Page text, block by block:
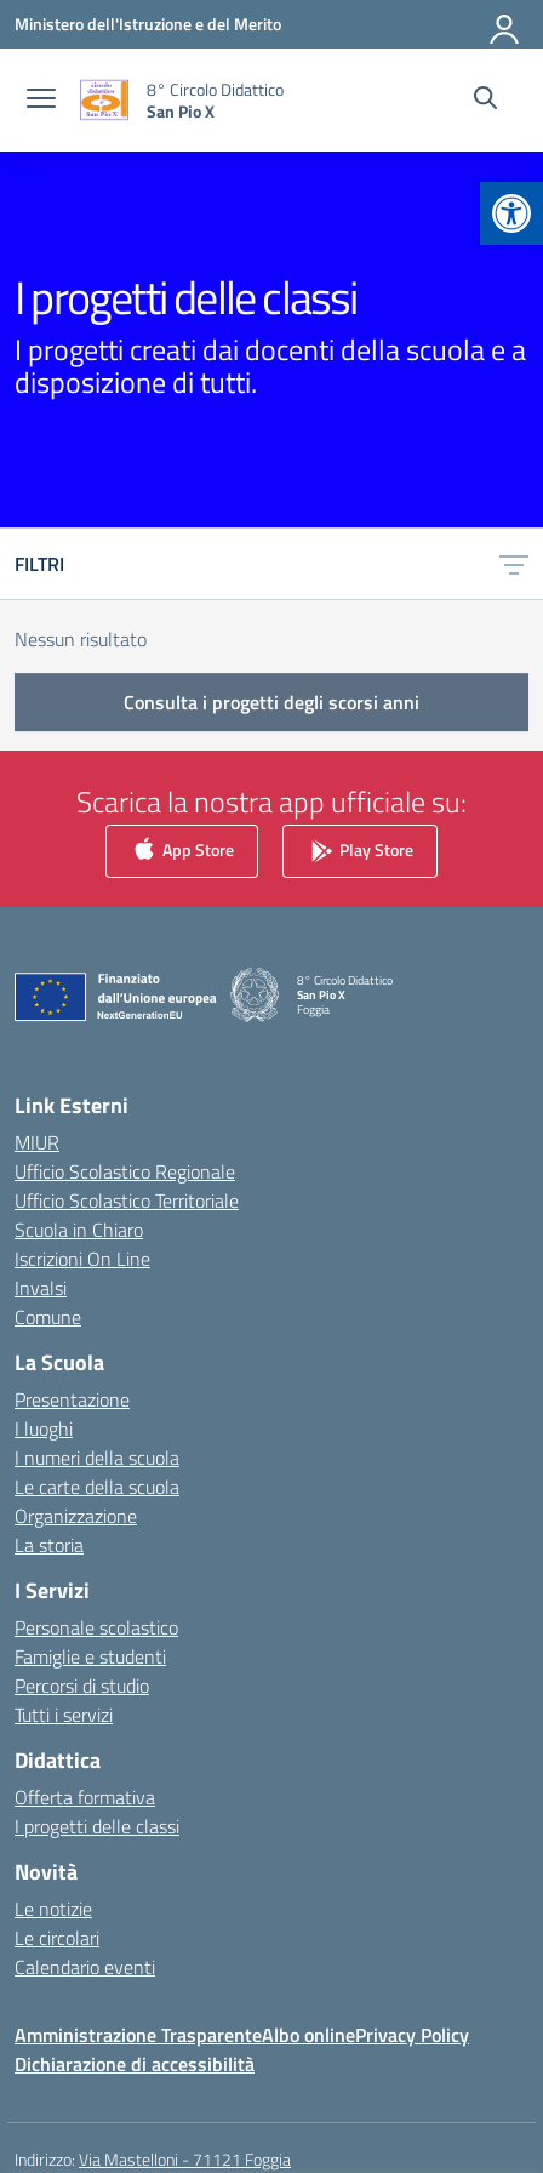
Vai ai contenuti
Vai al menu di navigazione
Vai al footer
Ministero dell'Istruzione e del Merito
8° Circolo Didattico
San Pio X
I progetti delle classi
I progetti creati dai docenti della scuola e a
disposizione di tutti.
FILTRI
Nessun risultato
Consulta i progetti degli scorsi anni
Scarica la nostra app ufficiale su:
App Store Play Store
8° Circolo Didattico
San Pio X
Foggia
— Visita la pagina iniziale della scuola
Link Esterni
MIUR
Ufficio Scolastico Regionale
Ufficio Scolastico Territoriale
Scuola in Chiaro
Iscrizioni On Line
Invalsi
Comune
La Scuola
Presentazione
I luoghi
I numeri della scuola
Le carte della scuola
Organizzazione
La storia
I Servizi
Personale scolastico
Famiglie e studenti
Percorsi di studio
Tutti i servizi
Didattica
Offerta formativa
I progetti delle classi
Novità
Le notizie
Le circolari
Calendario eventi
Amministrazione TrasparenteAlbo onlinePrivacy Policy
Dichiarazione di accessibilità
Indirizzo:Via Mastelloni - 71121 Foggia